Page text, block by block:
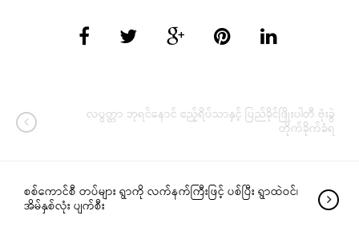
လပွတ္တာ ဘုရင်နောင် ဧည့်ရိပ်သာနှင့် ပြည်ခိုင်ဖြိုးပါတီ ဗုံးခွဲ
တိုက်ခိုက်ခံရ
စစ်ကောင်စီ တပ်များ ရွာကို လက်နက်ကြီးဖြင့် ပစ်ပြီး ရွာထဲဝင်၊
အိမ်နှစ်လုံး ပျက်စီး